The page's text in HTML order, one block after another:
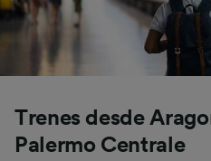
Trenes desde
Palermo Centrale